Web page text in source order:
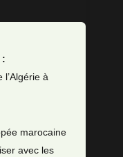
:
l’Algérie à
marocaine
avec les